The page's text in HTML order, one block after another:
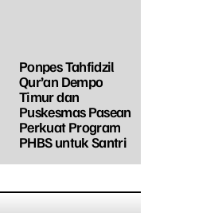
Ponpes Tahfidzil
Qur’an Dempo
Timur dan
Puskesmas Pasean
Perkuat Program
PHBS untuk Santri